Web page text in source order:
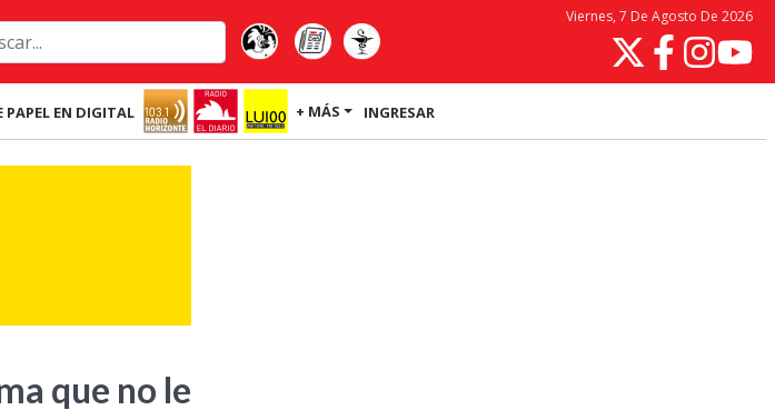
Viernes, 7 De Agosto De 2026
PAPEL EN DIGITAL + MÁS INGRESAR
que no le